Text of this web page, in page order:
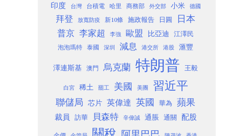
印度
台灣 台積電 哈里 商務部 外交部 小米 德國
拜登 放寬防疫 新10條 施政報告 日圓 日本
普京 李家超 李強 歐盟 比亞迪 江澤民
泡泡瑪特 泰國 深圳 減息 港交所 港股 滙豐
澤連斯基 澳門 烏克蘭 特朗普 王毅
白宮 稀土 罷工 美國 美團 習近平
聯儲局 芯片 英偉達 英國 華為 蘋果
裁員 訪華 貝森特 辛偉誠 通脹 通關 配股